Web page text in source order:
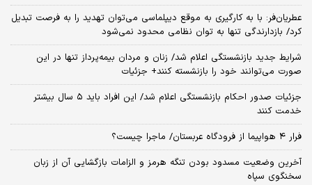
عطریان‌فر: با به کارگیری به موقع دیپلماسی می‌توان تهدید را به فرصت تبدیل
کرد/ بازدارندگی تنها به توان نظامی محدود نمی‌شود
شرایط جدید بازنشستگی اعلام شد/ زنان و مردان بیمه‌پرداز تنها در این
صورت می‌توانند خود را بازنشسته کنند+ جزئیات
جزئیات صدور احکام بازنشستگی اعلام شد/ این افراد باید ۵ سال بیشتر
خدمت کنند
فرار ۴ هواپیما از فرودگاه عربستان/ ماجرا چیست؟
آخرین وضعیت مسدود بودن تنگه هرمز و الزامات بازگشایی آن از زبان
سخنگوی سپاه